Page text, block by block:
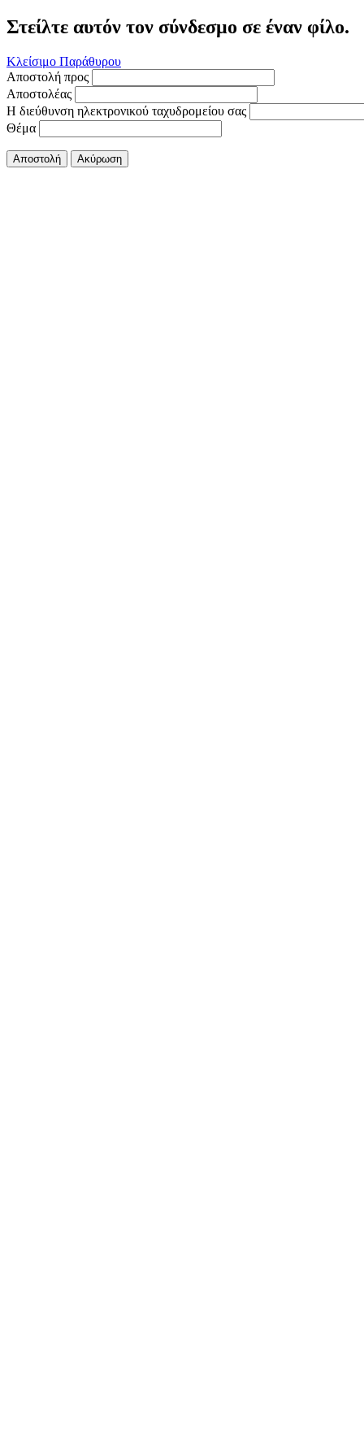
Στείλτε αυτόν τον σύνδεσμο σε έναν φίλο.
Κλείσιμο Παράθυρου
Αποστολή προς
Αποστολέας
Η διεύθυνση ηλεκτρονικού ταχυδρομείου σας
Θέμα
Αποστολή Ακύρωση